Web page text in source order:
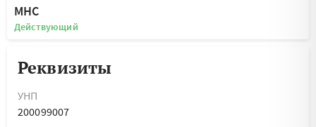
МНС
Действующий
Реквизиты
УНП
200099007